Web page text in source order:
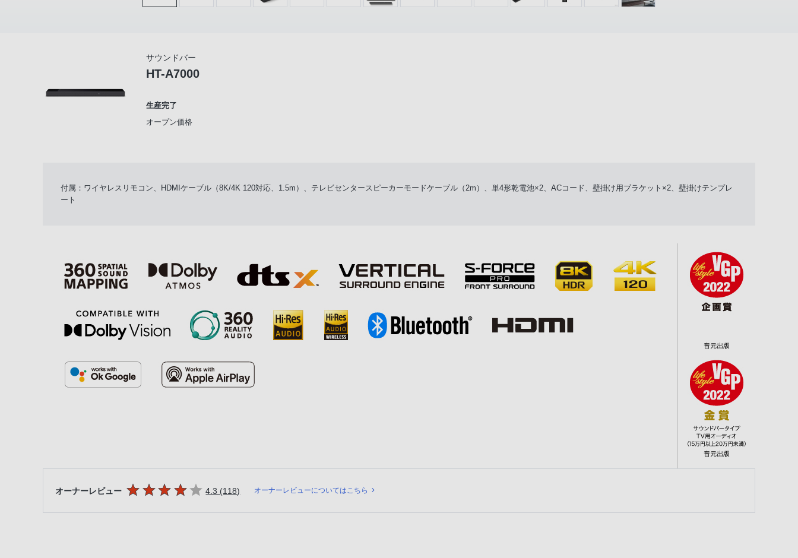
サウンドバー
HT-A7000
生産完了
オープン価格
付属：ワイヤレスリモコン、HDMIケーブル（8K/4K 120対応、1.5m）、テレビセンタースピーカーモードケーブル（2m）、単4形乾電池×2、ACコード、壁掛け用ブラケット×2、壁掛けテンプレ
ート
オーナーレビュー 5つの星のうち
4.3 (118件のレビュー
) オーナーレビューについてはこちら